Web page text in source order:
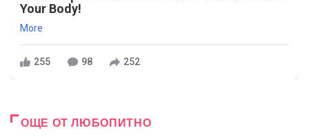
Your Body!
More
255 98 252
ОЩЕ ОТ ЛЮБОПИТНО